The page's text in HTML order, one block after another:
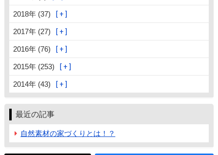
2018年 (37)
2017年 (27)
2016年 (76)
2015年 (253)
2014年 (43)
最近の記事
自然素材の家づくりとは！？